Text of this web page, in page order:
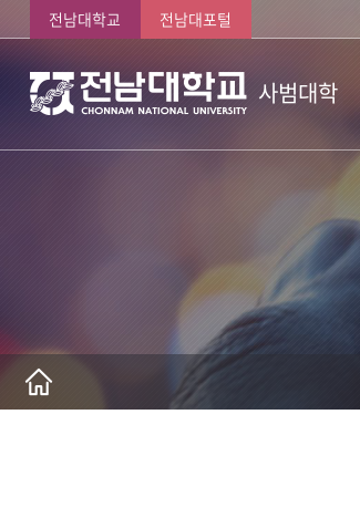
전남대학교 전남대포털
사범대학